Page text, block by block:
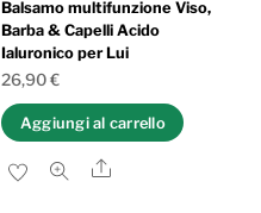
Balsamo multifunzione Viso,
Barba & Capelli Acido
Ialuronico per Lui
26,90€
Aggiungi al carrello
Share